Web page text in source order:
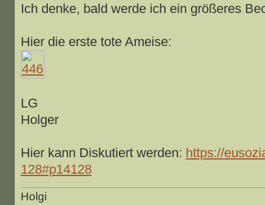
Ich denke, bald werde ich ein größeres
Hier die erste tote Ameise:
LG
Holger
Hier kann Diskutiert werden: https://
128#p14128
Holgi